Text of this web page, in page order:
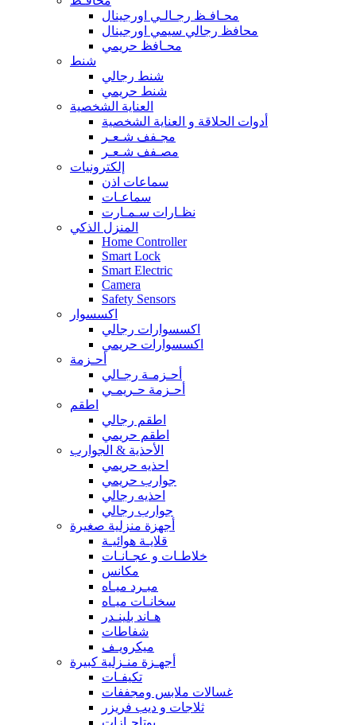
محـافـظ رجـالـي اورجينال
محافظ رجالي سيمي اورجينال
محـافظ حريمي
شنط
شنط رجالي
شنط حريمي
العناية الشخصية
أدوات الحلاقة و العناية الشخصية
مجـفف شـعـر
مصـفف شـعـر
إلكترونيات
سماعات اذن
سماعـات
نظـارات سـمـارت
المنزل الذكي
Home Controller
Smart Lock
Smart Electric
Camera
Safety Sensors
اكسسوار
اكسسوارات رجالي
اكسسوارات حريمي
أحـزمة
أحـزمـة رجـالي
أحـزمة حـريمـي
اطقم
اطقم رجالي
اطقم حريمي
الأحذية & الجوارب
احذيه حريمي
جوارب حريمي
احذيه رجالي
جوارب رجالي
أجهزة منزلية صغيرة
قلايـة هوائيـة
خلاطـات و عجـانـات
مكانس
مبـرد ميـاه
سخانـات ميـاه
هـاند بلينـدر
شفاطات
ميكرويـف
أجهـزة منـزلية كبيرة
تكيفـات
غسالات ملابس ومجففات
ثلاجات و ديب فريزر
بوتاجـازات